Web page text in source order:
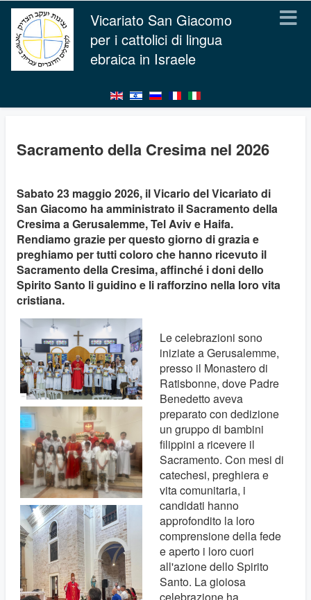
Vicariato San Giacomo
per i cattolici di lingua
ebraica in Israele
Sacramento della Cresima nel 2026
Sabato 23 maggio 2026, il Vicario del Vicariato di
San Giacomo ha amministrato il Sacramento della
Cresima a Gerusalemme, Tel Aviv e Haifa.
Rendiamo grazie per questo giorno di grazia e
preghiamo per tutti coloro che hanno ricevuto il
Sacramento della Cresima, affinché i doni dello
Spirito Santo li guidino e li rafforzino nella loro vita
cristiana.
Le celebrazioni sono
iniziate a Gerusalemme,
presso il Monastero di
Ratisbonne, dove Padre
Benedetto aveva
preparato con dedizione
un gruppo di bambini
filippini a ricevere il
Sacramento. Con mesi di
catechesi, preghiera e
vita comunitaria, i
candidati hanno
approfondito la loro
comprensione della fede
e aperto i loro cuori
all'azione dello Spirito
Santo. La gioiosa